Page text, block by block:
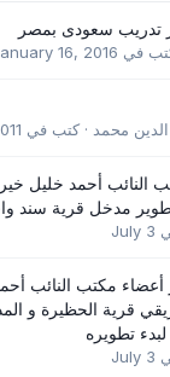
تدريب سعودى بمصر
في 16, 2016
محمد· كتب في
أحمد خليل خير
مدخل قرية سند
July 3
مكتب النائب
قرية الحظيرة و
تطويره
July 3